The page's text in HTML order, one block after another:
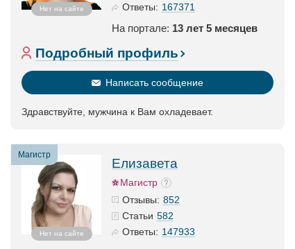
Нет на сайте
Ответы: 167371
На портале: 13 лет 5 месяцев
Подробный профиль
Написать сообщение
Здравствуйте, мужчина к Вам охладевает.
Магистр
Нет на сайте
Елизавета
Магистр
Отзывы: 852
Статьи 582
Ответы: 147933